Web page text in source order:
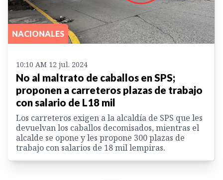
NACIONALES
10:10 AM 12 jul. 2024
No al maltrato de caballos en SPS;
proponen a carreteros plazas de trabajo
con salario de L18 mil
Los carreteros exigen a la alcaldía de SPS que les
devuelvan los caballos decomisados, mientras el
alcalde se opone y les propone 300 plazas de
trabajo con salarios de 18 mil lempiras.